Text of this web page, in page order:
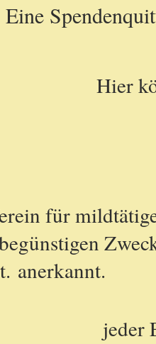
Eine
Hier
für
anerkannt.
jeder